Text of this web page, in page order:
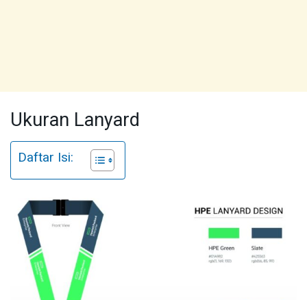
Ukuran Lanyard
Daftar Isi: